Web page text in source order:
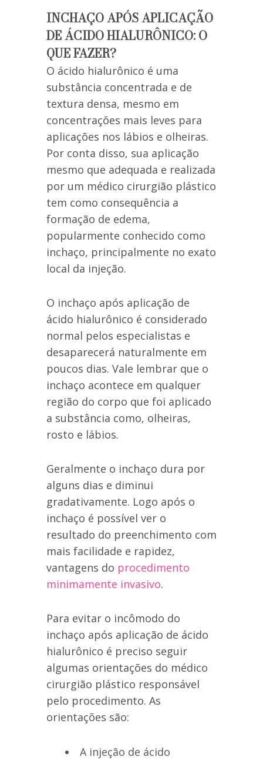
INCHAÇO APÓS APLICAÇÃO
DE ÁCIDO HIALURÔNICO: O
QUE FAZER?
O ácido hialurônico é uma
substância concentrada e de
textura densa, mesmo em
concentrações mais leves para
aplicações nos lábios e olheiras.
Por conta disso, sua aplicação
mesmo que adequada e realizada
por um médico cirurgião plástico
tem como consequência a
formação de edema,
popularmente conhecido como
inchaço, principalmente no exato
local da injeção.
O inchaço após aplicação de
ácido hialurônico é considerado
normal pelos especialistas e
desaparecerá naturalmente em
poucos dias. Vale lembrar que o
inchaço acontece em qualquer
região do corpo que foi aplicado
a substância como, olheiras,
rosto e lábios.
Geralmente o inchaço dura por
alguns dias e diminui
gradativamente. Logo após o
inchaço é possível ver o
resultado do preenchimento com
mais facilidade e rapidez,
vantagens do procedimento
minimamente invasivo.
Para evitar o incômodo do
inchaço após aplicação de ácido
hialurônico é preciso seguir
algumas orientações do médico
cirurgião plástico responsável
pelo procedimento. As
orientações são:
A injeção de ácido